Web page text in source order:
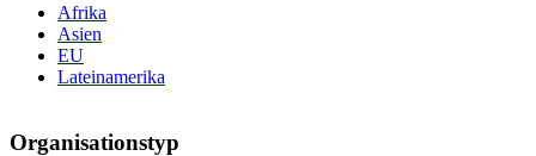
Afrika
Asien
EU
Lateinamerika
Organisationstyp